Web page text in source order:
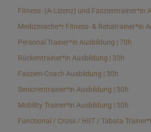
Fitness- (A-Lizenz) und Faszientrainer*in
Medizinische*r Fitness- & Rehatrainer*in
Personal Trainer*in Ausbildung | 70h
Rückentrainer*in Ausbildung | 30h
Faszien-Coach Ausbildung | 30h
Seniorentrainer*in Ausbildung | 30h
Mobility Trainer*in Ausbildung | 30h
Functional / Cross / HIIT / Tabata